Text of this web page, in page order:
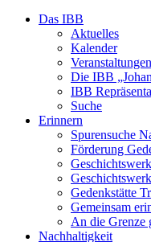
Das IBB
Aktuelles
Kalender
Veranstaltungen
Die IBB
IBB
Suche
Erinnern
Spurensuche
Förderung
Gedenkstätte
Gemeinsam
An die Grenze
Nachhaltigkeit